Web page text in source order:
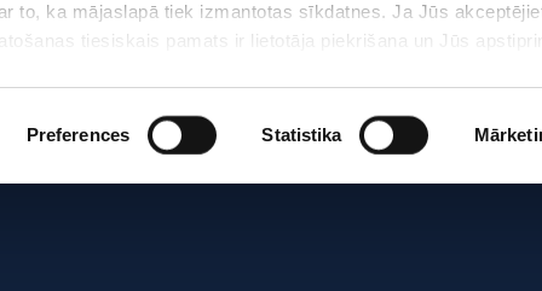
to, ka mājaslapā tiek izmantotas sīkdatnes. Ja Jūs
tiesiskais pamats ir lietotāja piekrišana un Jūs
aizsardzības un informācijas tehnoloģiju un drošības
1007; elektroniskā pasta adrese: dac@riga.lv
Preferences Statistika